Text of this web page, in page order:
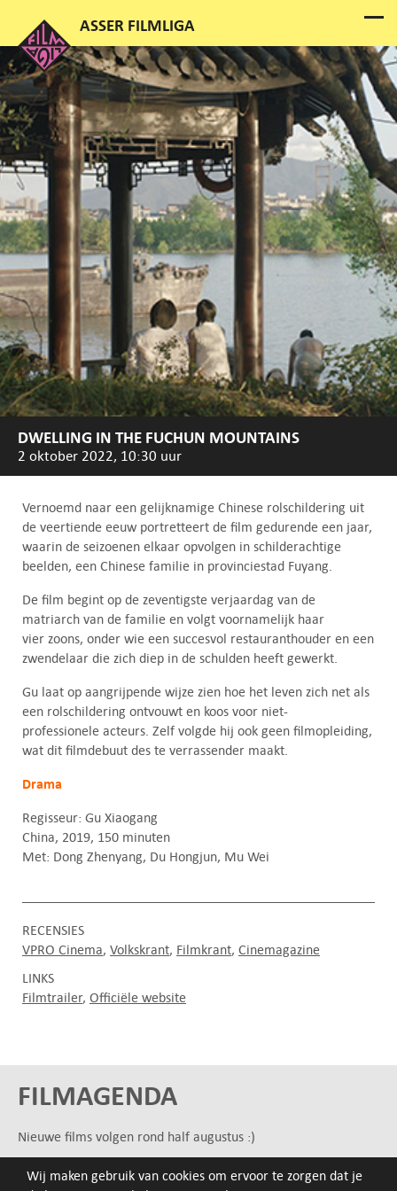
Wij maken gebruik van cookies om ervoor te zorgen dat je
DWELLING IN THE FUCHUN MOUNTAINS
2 oktober 2022, 10:30 uur
Vernoemd naar een gelijknamige Chinese rolschildering uit
de veertiende eeuw portretteert de film gedurende een jaar,
waarin de seizoenen elkaar opvolgen in schilderachtige
beelden, een Chinese familie in provinciestad Fuyang.
De film begint op de zeventigste verjaardag van de
matriarch van de familie en volgt voornamelijk haar
vier zoons, onder wie een succesvol restauranthouder en een
zwendelaar die zich diep in de schulden heeft gewerkt.
Gu laat op aangrijpende wijze zien hoe het leven zich net als
een rolschildering ontvouwt en koos voor niet-
professionele acteurs. Zelf volgde hij ook geen filmopleiding,
wat dit filmdebuut des te verrassender maakt.
Drama
Regisseur: Gu Xiaogang
China, 2019, 150 minuten
Met: Dong Zhenyang, Du Hongjun, Mu Wei
RECENSIES
VPRO Cinema Volkskrant Filmkrant Cinemagazine
LINKS
Filmtrailer Officiële website
FILMAGENDA
Nieuwe films volgen rond half augustus :)